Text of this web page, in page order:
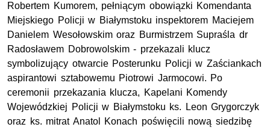
Robertem Kumorem, pełniącym obowiązki Komendanta
Miejskiego Policji w Białymstoku inspektorem Maciejem
Danielem Wesołowskim oraz Burmistrzem Supraśla dr
Radosławem Dobrowolskim - przekazali klucz
symbolizujący otwarcie Posterunku Policji w Zaściankach
aspirantowi sztabowemu Piotrowi Jarmocowi. Po
ceremonii przekazania klucza, Kapelani Komendy
Wojewódzkiej Policji w Białymstoku ks. Leon Grygorczyk
oraz ks. mitrat Anatol Konach poświęcili nową siedzibę